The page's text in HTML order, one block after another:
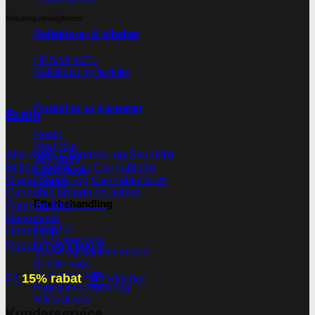
Reflektorer & tilbehør
HPS/MH/CFL
Refleksivt mylar/folie
Forspiring og plantestart
Root!t
Root Riot
Jiffy disks
Eazy Plugs
Grodan
Efterbehandling
Tørrenet
Plantetrimmere
Sakse og plantetrimmere
Bubble bags
Pollenpressere
Fugtighedsregulering
Mikroskoper
Butik
Alle vores Cannabis -og Skunkfrø
Billige Skunk -og Cannabisfrø
Gratis Skunk -og Cannabisfrø 🌿
Cannabis brands og avlere
Papir og filter
Narkotests
Headshop
Rabatter og tilbud💰
Få 15% rabat 💸 Klik her